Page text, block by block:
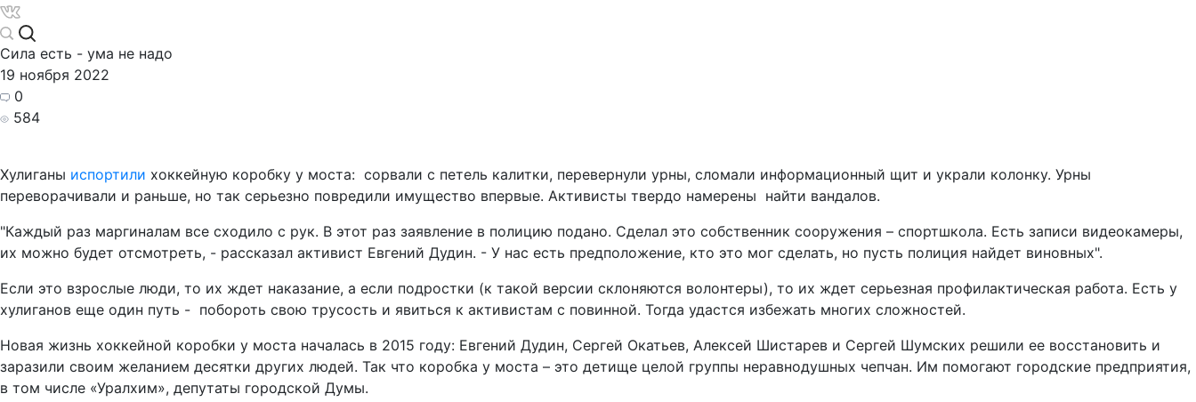
Сила есть - ума не надо
19 ноября 2022
0
584
Хулиганы испортили хоккейную коробку у моста: сорвали с петель калитки, перевернули урны, сломали информационный щит и украли колонку. Урны
переворачивали и раньше, но так серьезно повредили имущество впервые. Активисты твердо намерены найти вандалов.
"Каждый раз маргиналам все сходило с рук. В этот раз заявление в полицию подано. Сделал это собственник сооружения – спортшкола. Есть записи видеокамеры,
их можно будет отсмотреть, - рассказал активист Евгений Дудин. - У нас есть предположение, кто это мог сделать, но пусть полиция найдет виновных".
Если это взрослые люди, то их ждет наказание, а если подростки (к такой версии склоняются волонтеры), то их ждет серьезная профилактическая работа. Есть у
хулиганов еще один путь - побороть свою трусость и явиться к активистам с повинной. Тогда удастся избежать многих сложностей.
Новая жизнь хоккейной коробки у моста началась в 2015 году: Евгений Дудин, Сергей Окатьев, Алексей Шистарев и Сергей Шумских решили ее восстановить и
заразили своим желанием десятки других людей. Так что коробка у моста – это детище целой группы неравнодушных чепчан. Им помогают городские предприятия,
в том числе «Уралхим», депутаты городской Думы.